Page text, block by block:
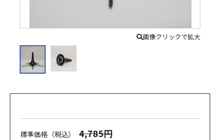
画像クリックで拡大
標準価格（税込） 4,785円